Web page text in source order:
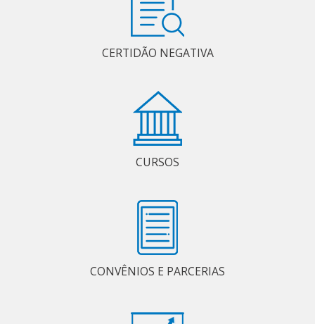
CERTIDÃO NEGATIVA
CURSOS
CONVÊNIOS E PARCERIAS